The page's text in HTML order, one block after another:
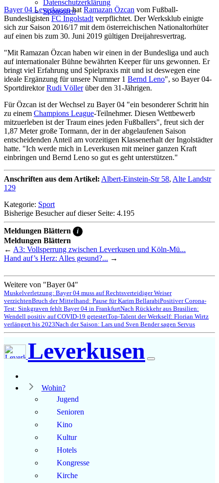
Datenschutzerklärung
Sponsoren
Bayer 04 Leverkusenhat Ramazan Özcan vom Fußball-
Bundesligisten FC Ingolstadt verpflichtet. Der Werksklub einigte
sich zur Saison 2016/17 mit dem österreichischen Nationaltorhüter
auf einen bis zum 30. Juni 2019 gültigen Dreijahresvertrag.
"Mit Ramazan Özcan haben wir einen in der Bundesliga und auch
auf internationaler Bühne bewährten Keeper für uns gewonnen. Er
bringt viel Erfahrung und Spielpraxis mit und ist deswegen eine
ideale Ergänzung für unsere Nummer 1 Bernd Leno", so Bayer 04-
SportdirektorRudi Völlerüber den 31-Jährigen.
Für Özcan ist der Wechsel zu Bayer 04 "ein besonderer Schritt hin
zu einem Champions League-Teilnehmer. Diesen Wettbewerb
mitzuerleben ist der Traum eines jeden Fußballers", freut sich der
1,87 Meter große Tormann, der in der abgelaufenen Saison
entscheidenden Anteil am vorzeitigen Klassenerhalt der Ingolstädter
hatte. "Ich werde mich in Leverkusen mit meiner ganzen Kraft
einbringen und Bernd Leno so gut es geht unterstützen."
Anschriften aus dem Artikel: Albert-Einstein-Str 58, Alte Landstr
129
Kategorie: Sport
Bisherige Besucher auf dieser Seite: 4.195
Meldungen Blättern i
Meldungen Blättern
← A3: Vollsperrung zwischen Leverkusen und Köln-Mü...
Hand auf’s Herz: Alles gesund?... →
Weitere von "Bayer 04"
Muskelverletzung: Bayer 04 muss auf Rechtsverteidiger Weiser
verzichtenBruch der Mittelhand: Pause für Karim BellarabiPositiver Corona-
Test: Sinkgraven fehlt Bayer 04 in FrankfurtNach Rückkehr aus Brasilien:
Wendell positiv auf COVID-19 getestetTop-Talent der Werkself: Florian Wirtz
verlängert bis 2023Nach der Saison: Lars und Sven Bender sagen Servus
Leverkusen
Wohin?
Jugend
Senioren
Kino
Kultur
Hotels
Kongresse
Kirche